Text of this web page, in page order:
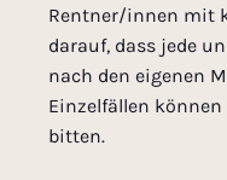
Rentner/innen mit
darauf, dass jede
nach den eigenen
Einzelfällen
bitten.